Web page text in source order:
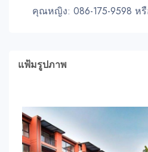
คุณหญิง: 086-175-9598 ห
แฟ้มรูปภาพ